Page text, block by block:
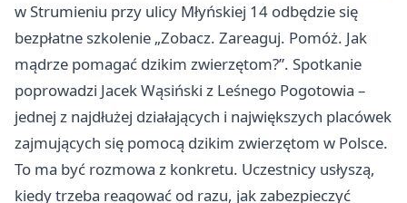
w Strumieniu przy ulicy Młyńskiej 14 odbędzie się
bezpłatne szkolenie „Zobacz. Zareaguj. Pomóż. Jak
mądrze pomagać dzikim zwierzętom?”. Spotkanie
poprowadzi Jacek Wąsiński z Leśnego Pogotowia –
jednej z najdłużej działających i największych placówek
zajmujących się pomocą dzikim zwierzętom w Polsce.
To ma być rozmowa z konkretu. Uczestnicy usłyszą,
kiedy trzeba reagować od razu, jak zabezpieczyć